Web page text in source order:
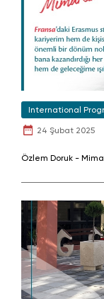
International
24 Şubat 2025
Özlem Doruk -